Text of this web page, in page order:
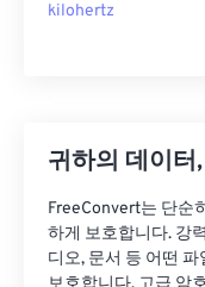
kilohertz
귀하의 데이터
FreeConvert는 단순
하게 보호합니다. 강
디오, 문서 등 어떤